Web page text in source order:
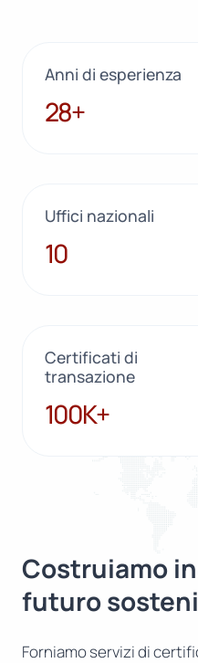
Anni di esperienza
28+
28+
Uffici nazionali
10
10
Certificati di
transazione
100K+
100K+
Costruiamo
futuro
Forniamo servizi di